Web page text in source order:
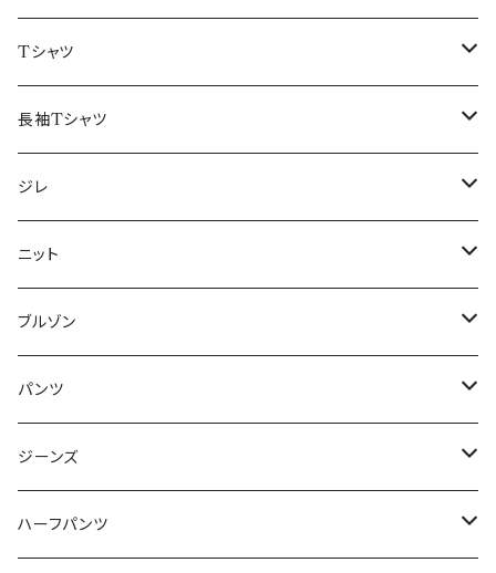
50/XL～
48/L
50/XL～
46/M
48/L
50/XL～
～44/S
46/M
48/L
50/XL～
Tシャツ
～44/S
46/M
48/L
50/XL～
長袖Tシャツ
～44/S
46/M
48/L
50/XL～
ジレ
～44/S
46/M
48/L
50/XL～
ニット
～44/S
46/M
48/L
50/XL～
ブルゾン
～44/S
46/M
48/L
パンツ
～44/S
46/M
ジーンズ
～44/S
ハーフパンツ